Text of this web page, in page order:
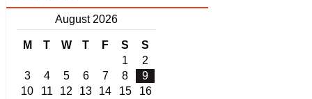
August 2026
M T W T F S S
1
2
3
4 5 6 7 8
9
10
11 12 13 14 15
16